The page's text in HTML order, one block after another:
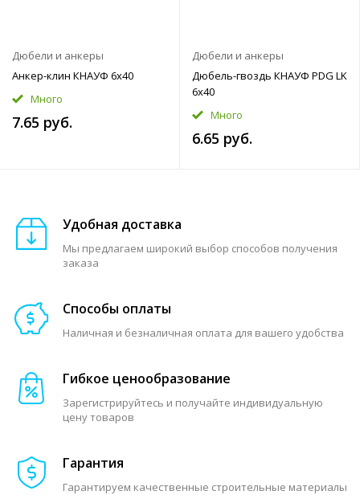
Дюбели и анкеры
Анкер-клин КНАУФ 6x40
Много
7.65 руб.
Дюбели и анкеры
Дюбель-гвоздь КНАУФ PDG LK
6x40
Много
6.65 руб.
Удобная доставка
Мы предлагаем широкий выбор способов получения
заказа
Способы оплаты
Наличная и безналичная оплата для вашего удобства
Гибкое ценообразование
Зарегистрируйтесь и получайте индивидуальную
цену товаров
Гарантия
Гарантируем качественные строительные материалы